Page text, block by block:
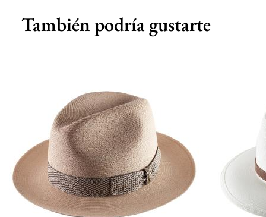
También podría gustarte